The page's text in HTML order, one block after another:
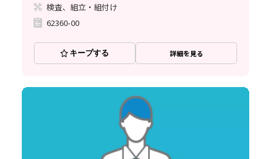
検査、組立・組付け
62360-00
キープする 詳細を見る